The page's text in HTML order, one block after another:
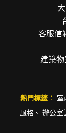
客服信
建築
熱門標籤： 室
風格 、 辦公室